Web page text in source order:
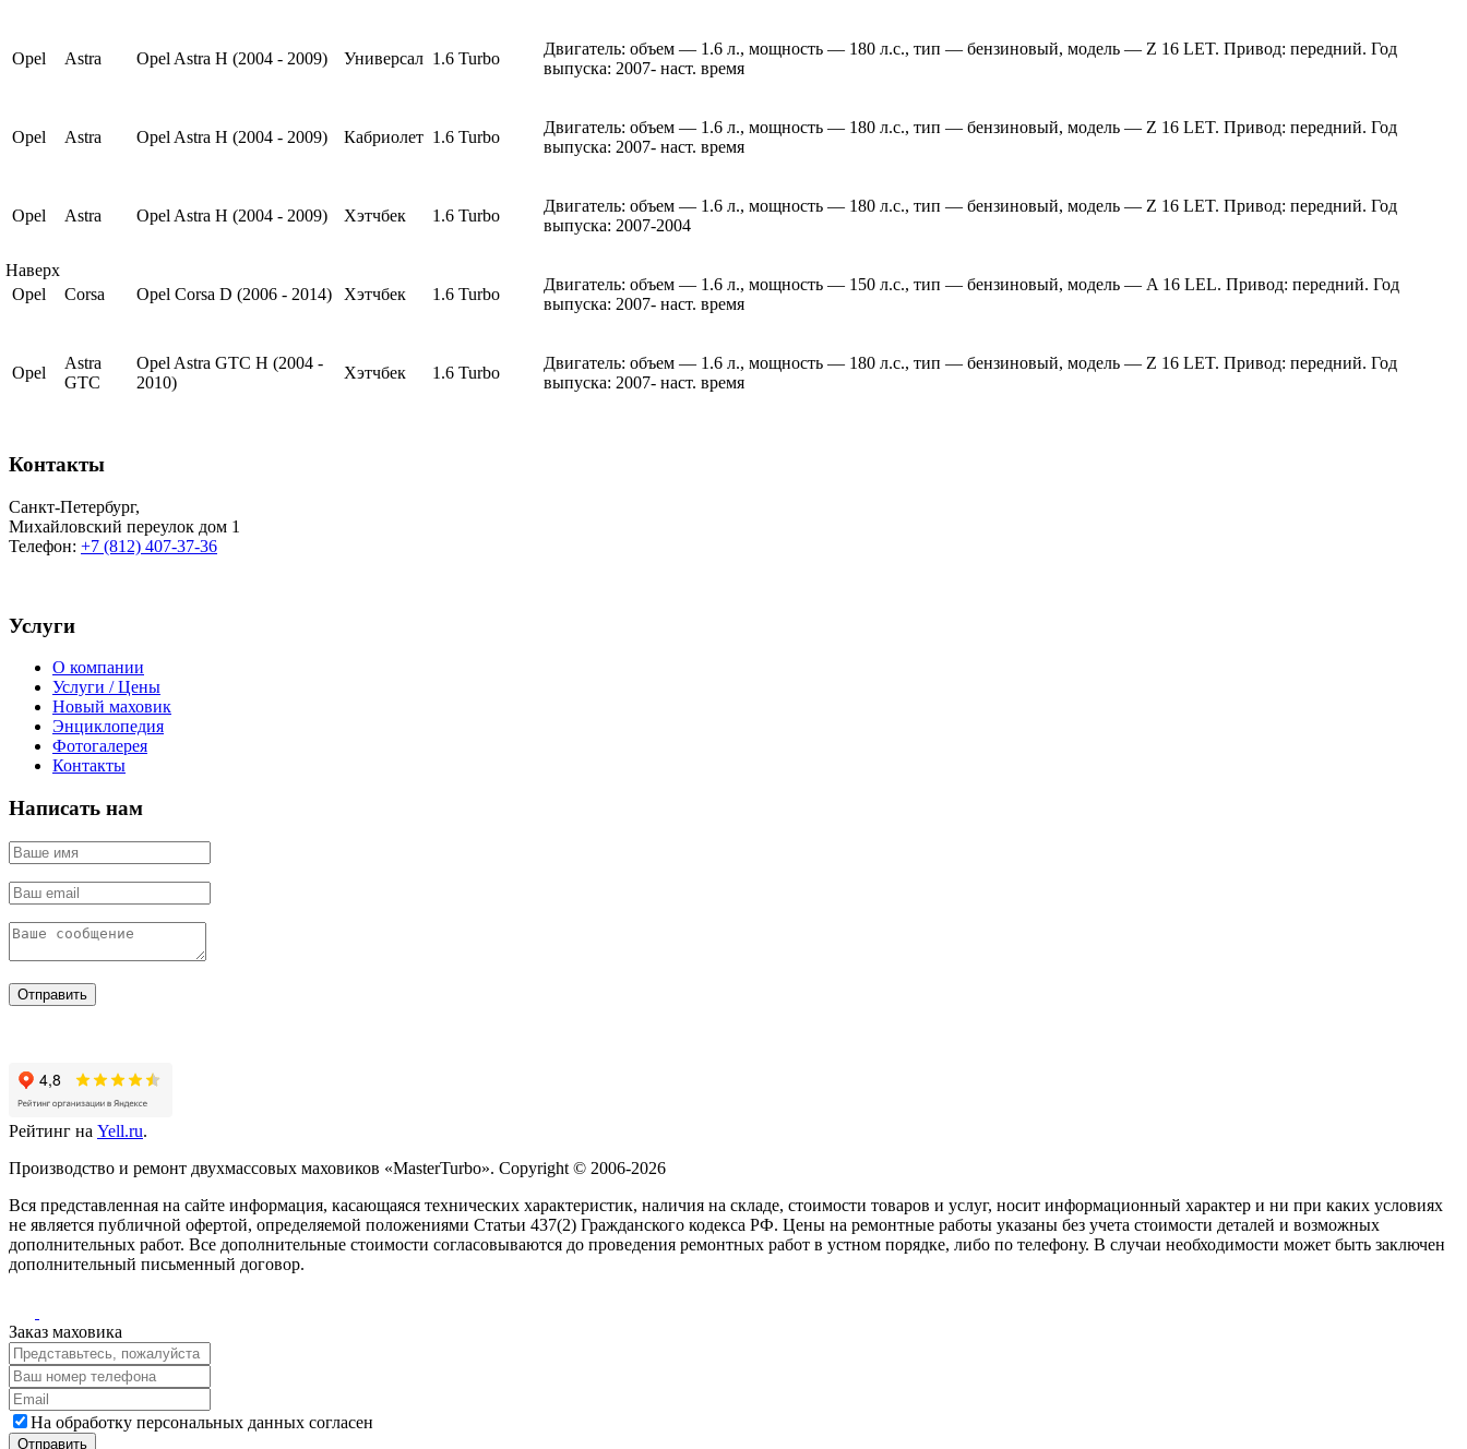
Opel Astra Opel Astra H (2004 - 2009) Универсал 1.6 Turbo
Двигатель: объем — 1.6 л., мощность — 180 л.с., тип — бензиновый, модель — Z 16 LET. Привод: передний. Год
выпуска: 2007- наст. время
Opel Astra Opel Astra H (2004 - 2009) Кабриолет 1.6 Turbo
Двигатель: объем — 1.6 л., мощность — 180 л.с., тип — бензиновый, модель — Z 16 LET. Привод: передний. Год
выпуска: 2007- наст. время
Opel Astra Opel Astra H (2004 - 2009) Хэтчбек 1.6 Turbo
Двигатель: объем — 1.6 л., мощность — 180 л.с., тип — бензиновый, модель — Z 16 LET. Привод: передний. Год
выпуска: 2007-2004
Opel Corsa Opel Corsa D (2006 - 2014) Хэтчбек 1.6 Turbo
Двигатель: объем — 1.6 л., мощность — 150 л.с., тип — бензиновый, модель — A 16 LEL. Привод: передний. Год
выпуска: 2007- наст. время
Opel
Astra
GTC
Opel Astra GTC H (2004 -
2010)
Хэтчбек 1.6 Turbo
Двигатель: объем — 1.6 л., мощность — 180 л.с., тип — бензиновый, модель — Z 16 LET. Привод: передний. Год
выпуска: 2007- наст. время
Контакты
Санкт-Петербург,
Михайловский переулок дом 1
Телефон: +7 (812) 407-37-36
Услуги
О компании
Услуги / Цены
Новый маховик
Энциклопедия
Фотогалерея
Контакты
Написать нам
Отправить
Рейтинг на Yell.ru.
Производство и ремонт двухмассовых маховиков «MasterTurbo». Copyright © 2006-2026
Вся представленная на сайте информация, касающаяся технических характеристик, наличия на складе, стоимости товаров и услуг, носит информационный характер и ни при каких условиях
не является публичной офертой, определяемой положениями Статьи 437(2) Гражданского кодекса РФ. Цены на ремонтные работы указаны без учета стоимости деталей и возможных
дополнительных работ. Все дополнительные стоимости согласовываются до проведения ремонтных работ в устном порядке, либо по телефону. В случаи необходимости может быть заключен
дополнительный письменный договор.
Наверх
Заказ маховика
На обработку персональных данных согласен